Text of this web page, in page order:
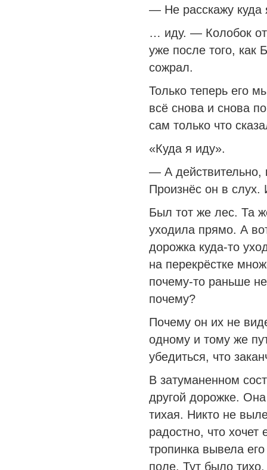
— Не расскажу
… иду. — Колобок
уже после того, как
сожрал.
Только теперь его
всё снова и снова
сам только что
«Куда я иду».
— А действительно,
Произнёс он в слух.
Был тот же лес. Та
уходила прямо. А
дорожка куда-то
на перекрёстке
почему-то раньше
почему?
Почему он их не
одному и тому же
убедиться, что
В затуманенном
другой дорожке.
тихая. Никто не
радостно, что хочет
тропинка вывела
поле. Тут было